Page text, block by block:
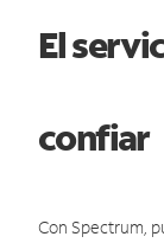
El
confiar
Con Spectrum,